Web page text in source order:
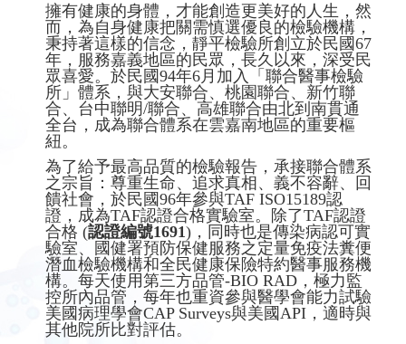
擁有健康的身體，才能創造更美好的人生，然
而，為自身健康把關需慎選優良的檢驗機構，
秉持著這樣的信念，靜平檢驗所創立於民國67
年，服務嘉義地區的民眾，長久以來，深受民
眾喜愛。於民國94年6月加入「聯合醫事檢驗
所」體系，與大安聯合、桃園聯合、新竹聯
合、台中聯明/聯合、高雄聯合由北到南貫通
全台，成為聯合體系在雲嘉南地區的重要樞
紐。
為了給予最高品質的檢驗報告，承接聯合體系
之宗旨：尊重生命、追求真相、義不容辭、回
饋社會，於民國96年參與TAF ISO15189認
證，成為TAF認證合格實驗室。除了TAF認證
合格 (認證編號1691)，同時也是傳染病認可實
驗室、國健署預防保健服務之定量免疫法糞便
潛血檢驗機構和全民健康保險特約醫事服務機
構。每天使用第三方品管-BIO RAD，極力監
控所內品管，每年也重資參與醫學會能力試驗
美國病理學會CAP Surveys與美國API，適時與
其他院所比對評估。